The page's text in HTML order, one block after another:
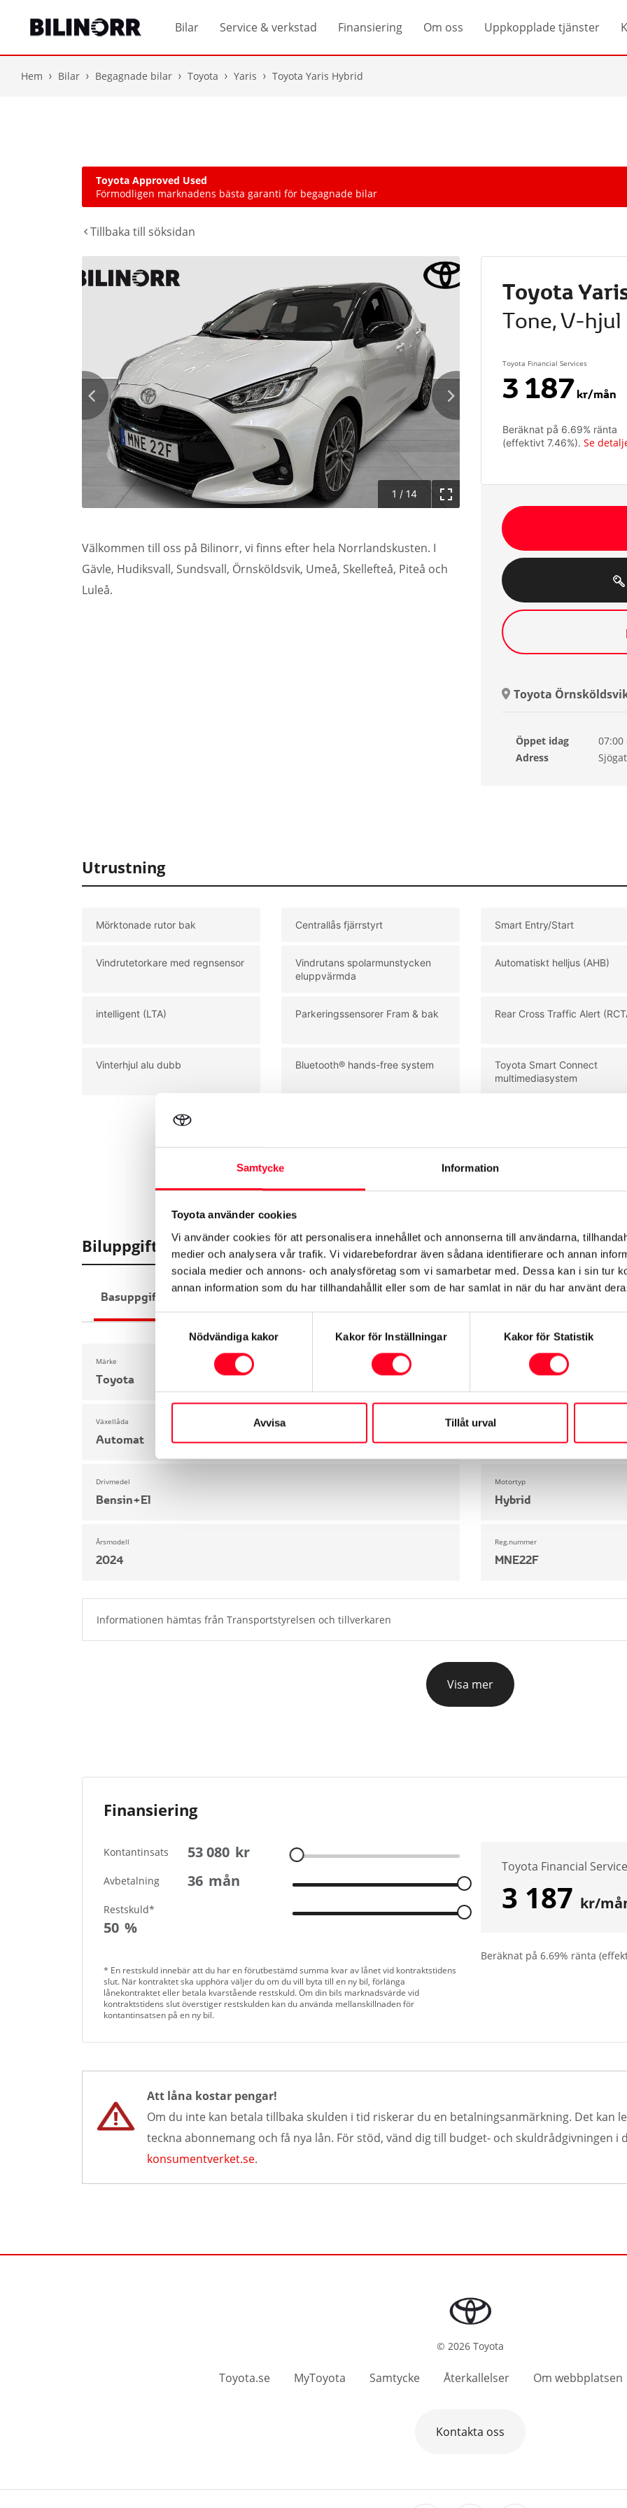
Samtycke Information
Toyota använder cookies
Vi använder cookies för att personalisera innehållet och annonserna till användarna,
medier och analysera vår trafik. Vi vidarebefordrar även sådana identifierare och annan
sociala medier och annons- och analysföretag som vi samarbetar med. Dessa kan i sin tur
annan information som du har tillhandahållit eller som de har samlat in när du har använt
Samtyckesval
Nödvändiga kakor
Kakor för Inställningar Kakor för Statistik
Avvisa Tillåt urval
Bilar Service & verkstad Finansiering Om oss Uppkopplade tjänster
Hem Bilar Begagnade bilar Toyota Yaris Toyota Yaris Hybrid
Toyota Approved Used
Förmodligen marknadens bästa garanti för begagnade bilar
Tillbaka till söksidan
1 / 14
Välkommen till oss på Bilinorr, vi finns efter hela Norrlandskusten. I
Gävle, Hudiksvall, Sundsvall, Örnsköldsvik, Umeå, Skellefteå, Piteå och
Luleå.
Toyota
Tone, V-hjul
Toyota Financial Services
3 187kr/mån
Beräknat på 6.69% ränta
(effektivt 7.46%). Se
Toyota
Öppet idag
07:00
Adress
Utrustning
Mörktonade rutor bak Centrallås fjärrstyrt Smart Entry/Start
Vindrutetorkare med regnsensor
Vindrutans spolarmunstycken
eluppvärmda
Automatiskt helljus (AHB)
intelligent (LTA) Parkeringssensorer Fram & bak Rear Cross Traffic Alert
Vinterhjul alu dubb Bluetooth® hands-free system
Toyota Smart Connect
multimediasystem
Biluppgifter
Basuppgifter Funktioner Interiör Exteriör Säkerhet Motor & Prestanda Dimensioner &
Märke
Toyota
Växellåda
Automat
Miltal
1490 mil
Drivmedel
Bensin+El
Motortyp
Hybrid
Årsmodell
2024
Reg.nummer
MNE22F
Informationen hämtas från Transportstyrelsen och tillverkaren
Visa mer
Finansiering
Kontantinsats 53 080 kr
Avbetalning 36 mån
Restskuld*
50 %
Toyota Financial
3 187 kr/
Beräknat på 6.69% ränta
* En restskuld innebär att du har en förutbestämd summa kvar av lånet vid kontraktstidens
slut. När kontraktet ska upphöra väljer du om du vill byta till en ny bil, förlänga
lånekontraktet eller betala kvarstående restskuld. Om din bils marknadsvärde vid
kontraktstidens slut överstiger restskulden kan du använda mellanskillnaden för
kontantinsatsen på en ny bil.
Att låna kostar pengar!
Om du inte kan betala tillbaka skulden i tid riskerar du en betalningsanmärkning. Det kan
teckna abonnemang och få nya lån. För stöd, vänd dig till budget- och skuldrådgivningen
konsumentverket.se.
© 2026 Toyota
Toyota.se MyToyota Samtycke Återkallelser Om webbplatsen
Kontakta oss